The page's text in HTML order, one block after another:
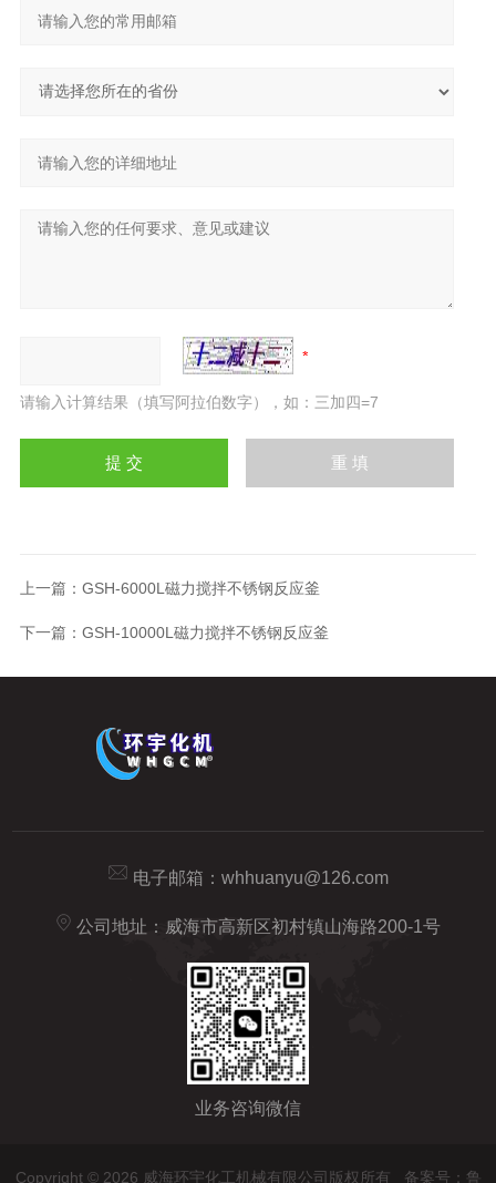
请输入计算结果（填写阿拉伯数字），如：三加四=7
上一篇： GSH-6000L磁力搅拌不锈钢反应釜
下一篇： GSH-10000L磁力搅拌不锈钢反应釜
电子邮箱： whhuanyu@126.com
公司地址：威海市高新区初村镇山海路200-1号
业务咨询微信
Copyright © 2026 威海环宇化工机械有限公司版权所有 备案号：鲁